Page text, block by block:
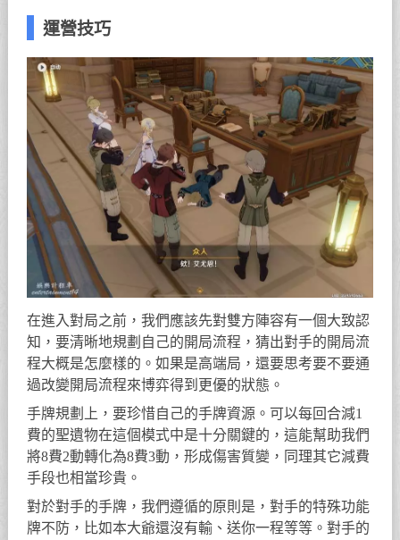
運營技巧
在進入對局之前，我們應該先對雙方陣容有一個大致認
知，要清晰地規劃自己的開局流程，猜出對手的開局流
程大概是怎麼樣的。如果是高端局，還要思考要不要通
過改變開局流程來博弈得到更優的狀態。
手牌規劃上，要珍惜自己的手牌資源。可以每回合減1
費的聖遺物在這個模式中是十分關鍵的，這能幫助我們
將8費2動轉化為8費3動，形成傷害質變，同理其它減費
手段也相當珍貴。
對於對手的手牌，我們遵循的原則是，對手的特殊功能
牌不防，比如本大爺還沒有輸、送你一程等等。對手的